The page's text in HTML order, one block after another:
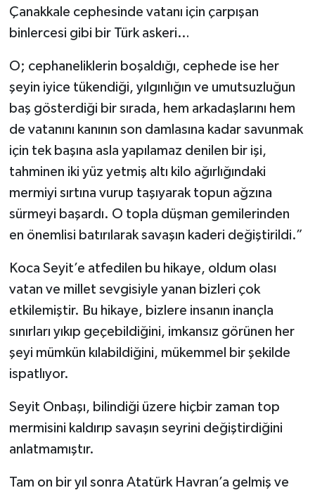
Çanakkale cephesinde vatanı için çarpışan
binlercesi gibi bir Türk askeri…
O; cephaneliklerin boşaldığı, cephede ise her
şeyin iyice tükendiği, yılgınlığın ve umutsuzluğun
baş gösterdiği bir sırada, hem arkadaşlarını hem
de vatanını kanının son damlasına kadar savunmak
için tek başına asla yapılamaz denilen bir işi,
tahminen iki yüz yetmiş altı kilo ağırlığındaki
mermiyi sırtına vurup taşıyarak topun ağzına
sürmeyi başardı. O topla düşman gemilerinden
en önemlisi batırılarak savaşın kaderi değiştirildi.”
Koca Seyit’e atfedilen bu hikaye, oldum olası
vatan ve millet sevgisiyle yanan bizleri çok
etkilemiştir. Bu hikaye, bizlere insanın inançla
sınırları yıkıp geçebildiğini, imkansız görünen her
şeyi mümkün kılabildiğini, mükemmel bir şekilde
ispatlıyor.
Seyit Onbaşı, bilindiği üzere hiçbir zaman top
mermisini kaldırıp savaşın seyrini değiştirdiğini
anlatmamıştır.
Tam on bir yıl sonra Atatürk Havran’a gelmiş ve